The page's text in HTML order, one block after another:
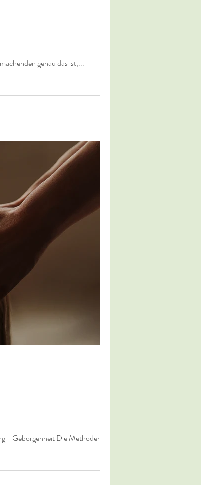
genau das ist,...
- Geborgenheit Die Methoden,...